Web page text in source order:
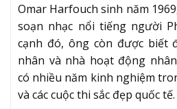
Omar Harfouch sinh năm
soạn nhạc nổi tiếng người
cạnh đó, ông còn được biết
nhân và nhà hoạt động
có nhiều năm kinh nghiệm
và các cuộc thi sắc đẹp quốc tế.